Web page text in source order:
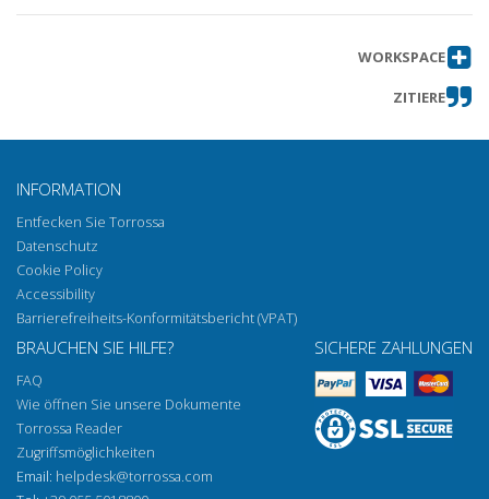
WORKSPACE
ZITIERE
INFORMATION
Entfecken Sie Torrossa
Datenschutz
Cookie Policy
Accessibility
Barrierefreiheits-Konformitätsbericht (VPAT)
BRAUCHEN SIE HILFE?
FAQ
Wie öffnen Sie unsere Dokumente
Torrossa Reader
Zugriffsmöglichkeiten
Email: helpdesk@torrossa.com
SICHERE ZAHLUNGEN